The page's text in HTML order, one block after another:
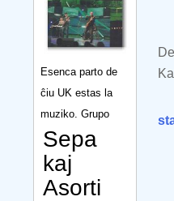
Esenca parto de
ĉiu UK estas la
muziko. Grupo
Sepa
kaj
Asorti